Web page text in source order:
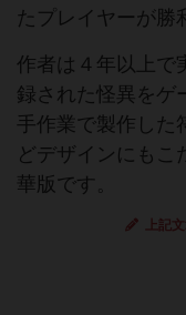
たプレイヤーが勝
作者は４年以上で
録された怪異をゲ
手作業で製作した
どデザインにもこ
華版です。
上記